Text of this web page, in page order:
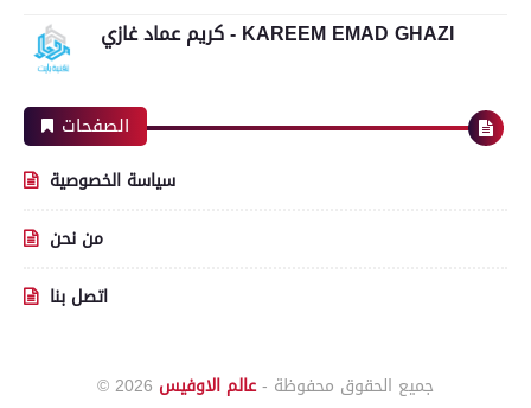
كريم عماد غازي - KAREEM EMAD GHAZI
الصفحات
سياسة الخصوصية
من نحن
اتصل بنا
© 2026 جميع الحقوق محفوظة -عالم الاوفيس